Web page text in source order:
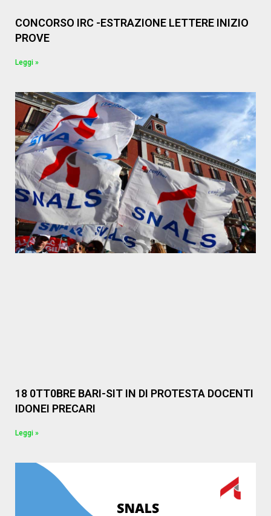
CONCORSO IRC -ESTRAZIONE LETTERE INIZIO
PROVE
Leggi »
18 0TT0BRE BARI-SIT IN DI PROTESTA DOCENTI
IDONEI PRECARI
Leggi »